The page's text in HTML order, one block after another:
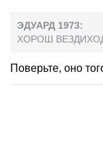
ЭДУАРД 1973:
ХОРОШ
Поверьте, оно